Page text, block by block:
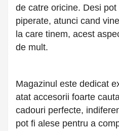
de catre oricine. Desi
piperate, atunci cand
la care tinem, acest
de mult.
Magazinul este dedicat
atat accesorii foarte
cadouri perfecte,
pot fi alese pentru a